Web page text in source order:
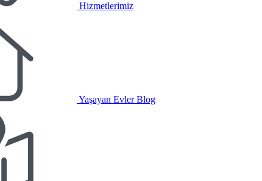
Hizmetlerimiz
Yaşayan Evler Blog